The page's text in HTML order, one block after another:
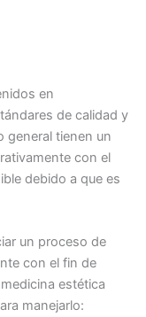
en
de calidad y
general tienen un
con el
debido a que es
un proceso de
con el fin de
estética
manejarlo: